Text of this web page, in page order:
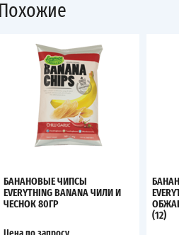
Похожие
БАНАНОВЫЕ ЧИПСЫ
EVERYTHING BANANA ЧИЛИ И
ЧЕСНОК 80ГР
(12)